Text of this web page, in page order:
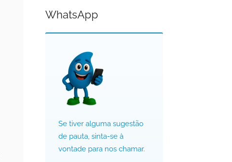
WhatsApp
Se tiver alguma sugestão
de pauta, sinta-se à
vontade para nos chamar.